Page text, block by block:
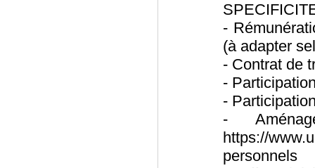
-
(à adapter
- Contrat de
-
-
-
https://
personnels